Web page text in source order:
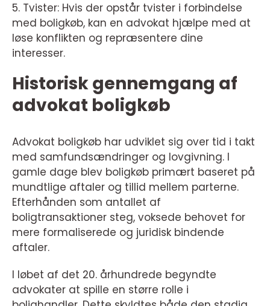
5. Tvister: Hvis der opstår tvister i forbindelse
med boligkøb, kan en advokat hjælpe med at
løse konflikten og repræsentere dine
interesser.
Historisk gennemgang af
advokat boligkøb
Advokat boligkøb har udviklet sig over tid i takt
med samfundsændringer og lovgivning. I
gamle dage blev boligkøb primært baseret på
mundtlige aftaler og tillid mellem parterne.
Efterhånden som antallet af
boligtransaktioner steg, voksede behovet for
mere formaliserede og juridisk bindende
aftaler.
I løbet af det 20. århundrede begyndte
advokater at spille en større rolle i